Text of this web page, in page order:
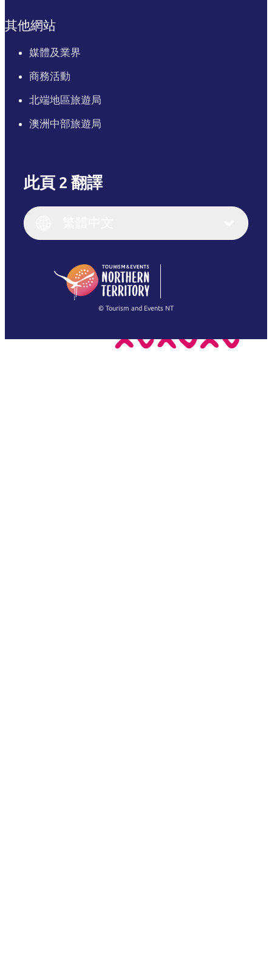
其他網站
媒體及業界
商務活動
北端地區旅遊局
澳洲中部旅遊局
此頁 2 翻譯
English (US)
English
(Singapore)
Français
繁體中文
© Tourism and Events NT